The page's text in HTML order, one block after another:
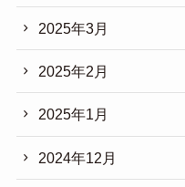
2025年3月
2025年2月
2025年1月
2024年12月